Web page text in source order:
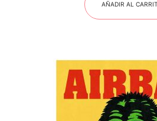
AÑADIR AL